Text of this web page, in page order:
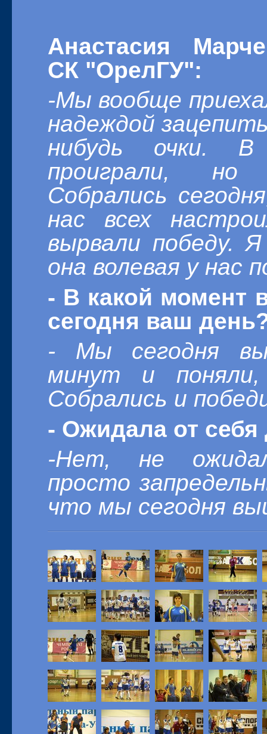
Анастасия
СК "ОрелГУ":
-Мы вообще
надеждой
нибудь очки.
проиграли, но
Собрались
нас всех
вырвали победу.
она волевая у нас
- В какой момент
сегодня ваш
- Мы сегодня
минут и
Собрались и
- Ожидала от себя
-Нет, не
просто
что мы сегодня